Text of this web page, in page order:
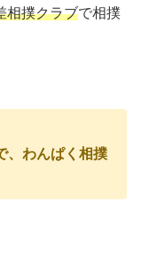
相撲クラブで相撲
、わんぱく相撲